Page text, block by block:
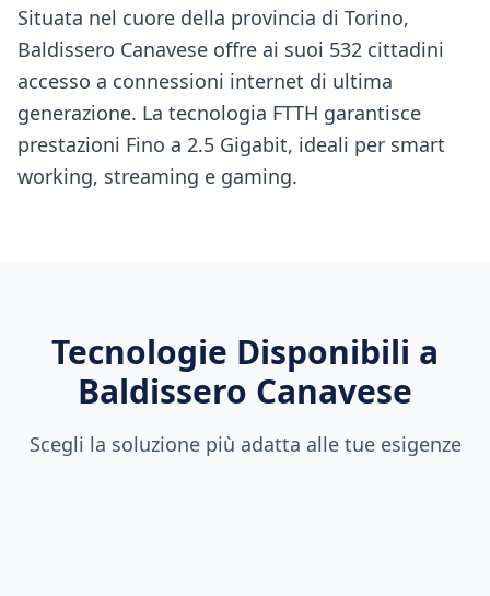
Situata nel cuore della provincia di Torino,
Baldissero Canavese offre ai suoi 532 cittadini
accesso a connessioni internet di ultima
generazione. La tecnologia FTTH garantisce
prestazioni Fino a 2.5 Gigabit, ideali per smart
working, streaming e gaming.
Tecnologie Disponibili a
Baldissero Canavese
Scegli la soluzione più adatta alle tue esigenze